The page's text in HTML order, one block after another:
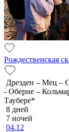
Рождественская
Дрезден – Мец –
- Оберне –
Таубере*
8 дней
7 ночей
04.12